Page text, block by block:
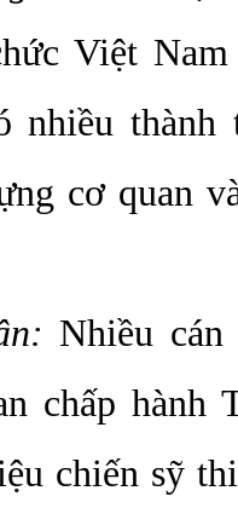
Việt
nhiều thành
cơ quan
Nhiều
chấp hành
chiến sỹ